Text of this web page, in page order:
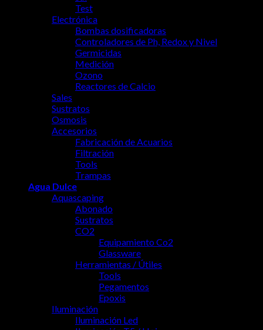
Test
Electrónica
Bombas dosificadoras
Controladores de Ph, Redox y Nivel
Germicidas
Medición
Ozono
Reactores de Calcio
Sales
Sustratos
Osmosis
Accesorios
Fabricación de Acuarios
Filtración
Tools
Trampas
Agua Dulce
Aquascaping
Abonado
Sustratos
CO2
Equipamiento Co2
Glassware
Herramientas / Útiles
Tools
Pegamentos
Epoxis
Iluminación
Iluminación Led